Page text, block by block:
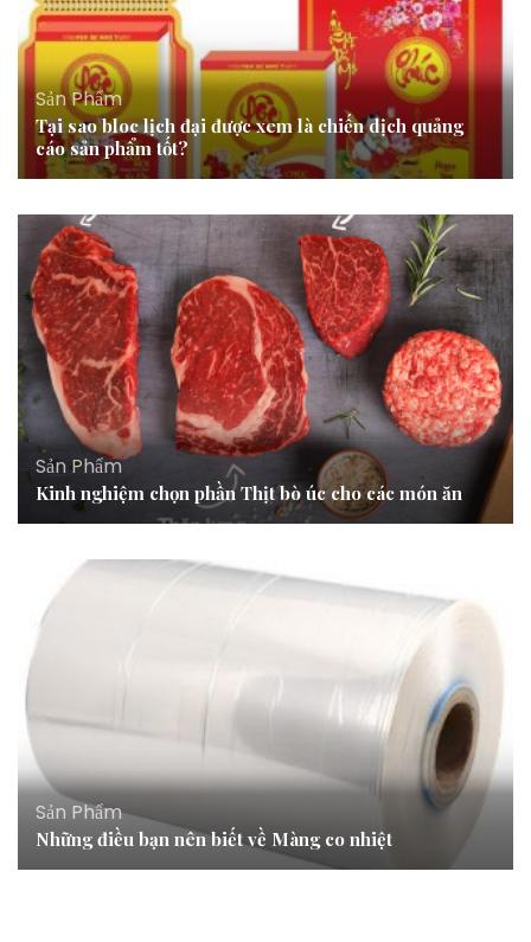
Sản Phẩm
Tại sao bloc lịch đại được xem là chiến dịch quảng
cáo sản phẩm tốt?
Sản Phẩm
Kinh nghiệm chọn phần Thịt bò úc cho các món ăn
Sản Phẩm
Những điều bạn nên biết về Màng co nhiệt